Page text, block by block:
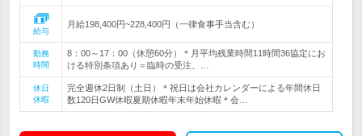
給与
月給198,400円~228,400円（一律食事手当含む）
勤務
時間
8：00～17：00（休憩60分）＊月平均残業時間11時間36協定にお
ける特別条項あり＝臨時の受注、…
休日
休暇
完全週休2日制（土日）＊祝日は会社カレンダーによる年間休日
数120日GW休暇夏期休暇年末年始休暇＊会…